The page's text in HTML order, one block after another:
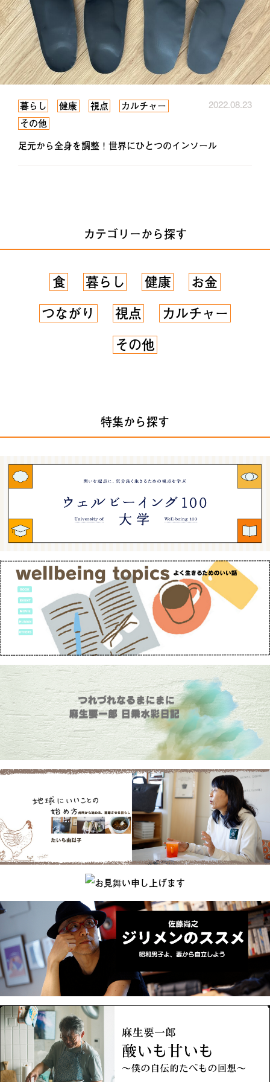
暮らし 健康 視点
カルチャー
その他
2022.08.23
足元から全身を調整！世界にひとつのインソール
カテゴリーから探す
食 暮らし 健康
お金
つながり
視点
カルチャー
その他
特集から探す